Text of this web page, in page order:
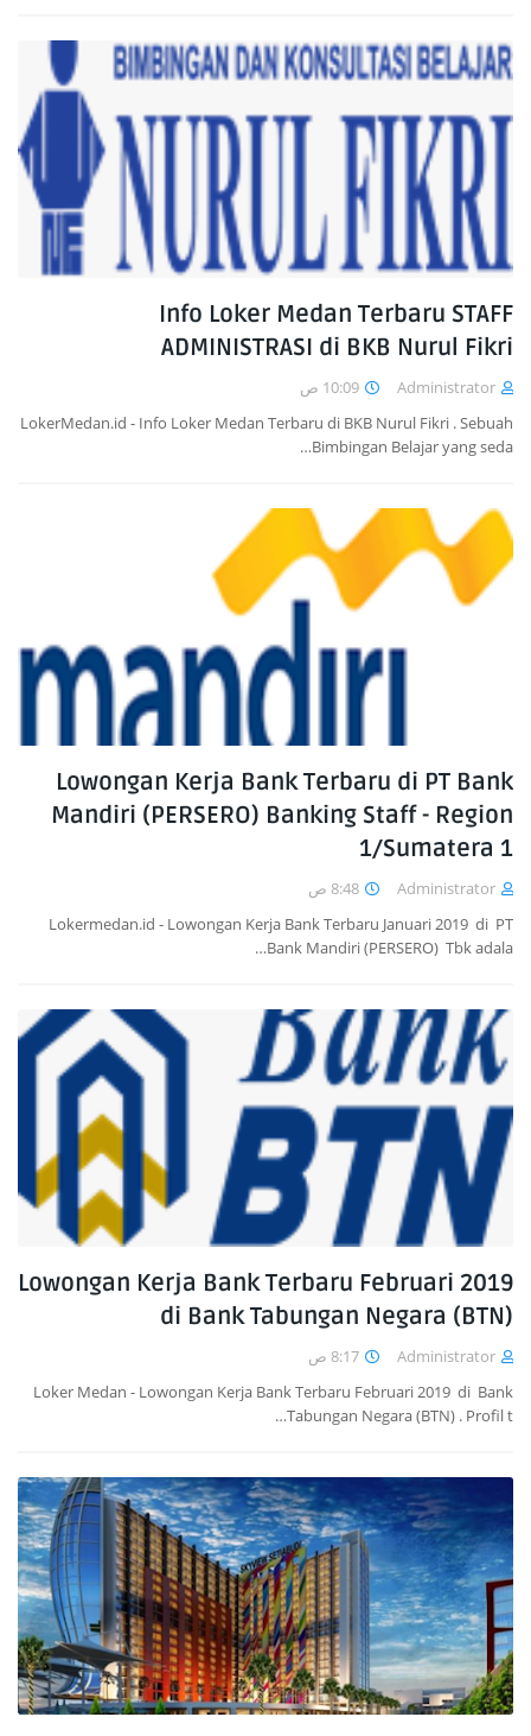
Info Loker Medan Terbaru STAFF
ADMINISTRASI di BKB Nurul Fikri
Administrator
10:09 ص
LokerMedan.id - Info Loker Medan Terbaru di BKB Nurul Fikri . Sebuah
Bimbingan Belajar yang seda…
Lowongan Kerja Bank Terbaru di PT Bank
Mandiri (PERSERO) Banking Staff - Region
1/Sumatera 1
Administrator
8:48 ص
Lokermedan.id - Lowongan Kerja Bank Terbaru Januari 2019 di PT
Bank Mandiri (PERSERO) Tbk adala…
Lowongan Kerja Bank Terbaru Februari 2019
di Bank Tabungan Negara (BTN)
Administrator
8:17 ص
Loker Medan - Lowongan Kerja Bank Terbaru Februari 2019 di Bank
Tabungan Negara (BTN) . Profil t…